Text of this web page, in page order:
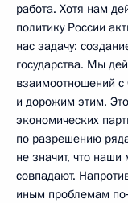
работа. Хотя нам
политику России
нас задачу:
государства. Мы
взаимоотношений
и дорожим этим.
экономических
по разрешению
не значит, что
совпадают.
иным проблемам